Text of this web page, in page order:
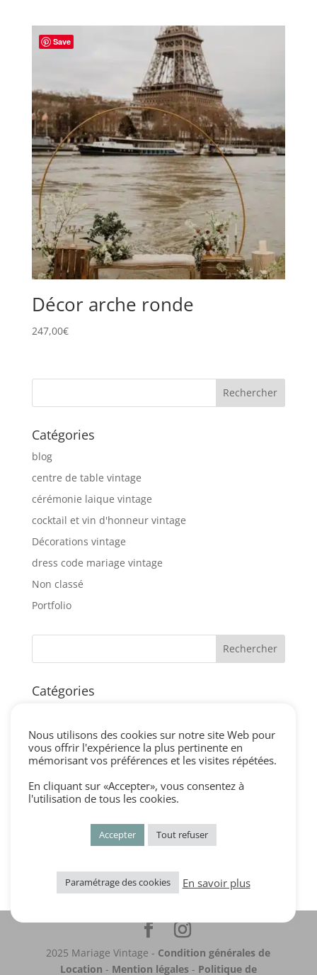
Save
Décor arche ronde
247,00€
Catégories
blog
centre de table vintage
cérémonie laique vintage
cocktail et vin d'honneur vintage
Décorations vintage
dress code mariage vintage
Non classé
Portfolio
Catégories
centre de table vintage
cérémonie laique vintage
Décorations vintage
2025 Mariage Vintage - Condition générales de
Location - Mention légales- Politique de
Nous utilisons des cookies sur notre site Web pour
vous offrir l'expérience la plus pertinente en
mémorisant vos préférences et les visites répétées.
En cliquant sur «Accepter», vous consentez à
l'utilisation de tous les cookies.
Accepter Tout refuser
Paramétrage des cookies En savoir plus